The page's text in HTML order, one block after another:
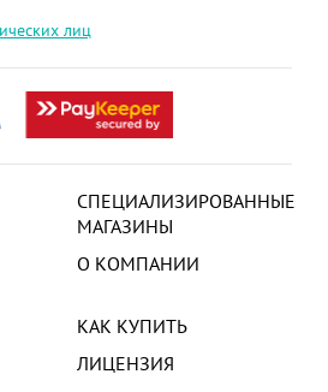
СПЕЦИАЛИЗИРОВАННЫЕ
МАГАЗИНЫ
О КОМПАНИИ
КАК КУПИТЬ
ЛИЦЕНЗИЯ
лиц